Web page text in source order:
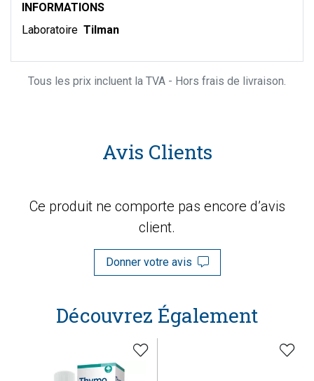
INFORMATIONS
Laboratoire Tilman
Tous les prix incluent la TVA - Hors frais de livraison.
Avis Clients
Ce produit ne comporte pas encore d’avis
client.
Donner votre avis
Découvrez Également